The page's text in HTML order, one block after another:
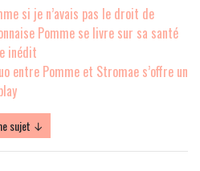
si je n’avais pas le droit de
Pomme se livre sur sa santé
inédit
entre Pomme et Stromae s’offre un
sujet ↓